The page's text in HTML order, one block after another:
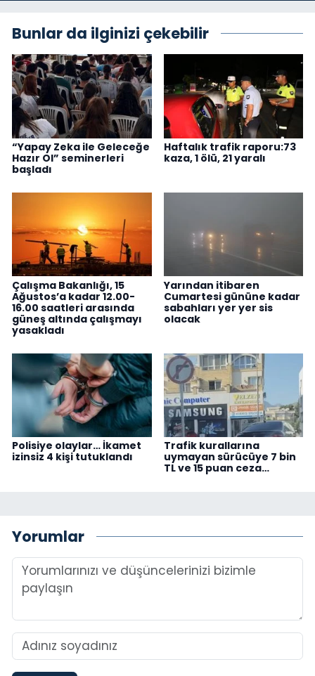
Bunlar da ilginizi çekebilir
“Yapay Zeka ile Geleceğe
Hazır Ol” seminerleri
başladı
Haftalık trafik raporu:73
kaza, 1 ölü, 21 yaralı
Çalışma Bakanlığı, 15
Ağustos’a kadar 12.00-
16.00 saatleri arasında
güneş altında çalışmayı
yasakladı
Yarından itibaren
Cumartesi gününe kadar
sabahları yer yer sis
olacak
Polisiye olaylar… İkamet
izinsiz 4 kişi tutuklandı
Trafik kurallarına
uymayan sürücüye 7 bin
TL ve 15 puan ceza…
Yorumlar